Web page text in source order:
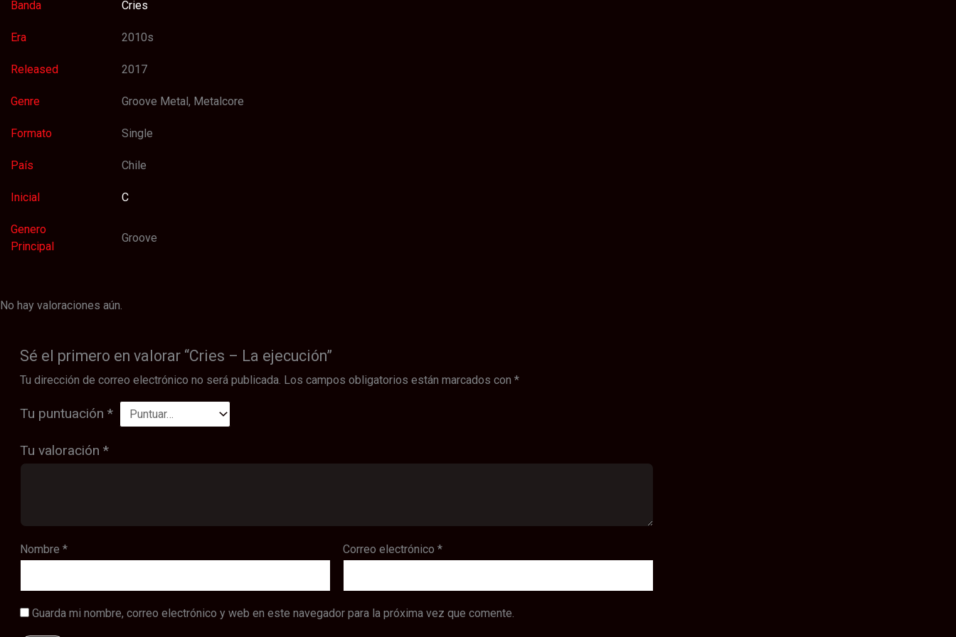
Banda Cries
Era 2010s
Released 2017
Genre Groove Metal, Metalcore
Formato Single
País Chile
Inicial C
Genero
Principal
Groove
No hay valoraciones aún.
Sé el primero en valorar “Cries – La ejecución”
Tu dirección de correo electrónico no será publicada. Los campos obligatorios están marcados con *
Tu puntuación *
Tu valoración *
Nombre * Correo electrónico*
Guarda mi nombre, correo electrónico y web en este navegador para la próxima vez que comente.